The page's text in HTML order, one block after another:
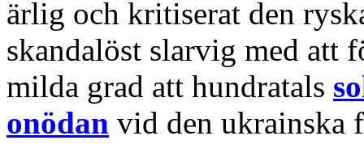
ärlig och kritiserat den
skandalöst slarvig med att
milda grad att hundratals
onödan vid den ukrainska